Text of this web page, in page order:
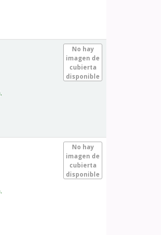
No hay
imagen de
cubierta
disponible
No hay
imagen de
cubierta
disponible